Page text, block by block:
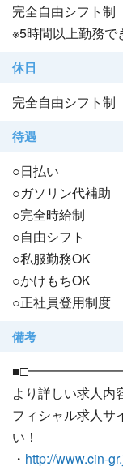
完全自由シフト制
※5時間以上勤務で
休日
完全自由シフト制
待遇
○日払い
○ガソリン代補助
○完全時給制
○自由シフト
○私服勤務OK
○かけもちOK
○正社員登用制度
備考
より詳しい求人内
フィシャル求人サ
い！
・ http://www.cin-